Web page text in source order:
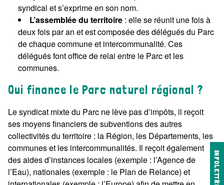
INFOLETTRE
syndical et s’exprime en son nom.
L’assemblée du territoire : elle se réunit une fois à
deux fois par an et est composée des délégués du Parc
de chaque commune et intercommunalité. Ces
délégués font office de relai entre le Parc et les
communes.
Qui finance le Parc naturel régional ?
Le syndicat mixte du Parc ne lève pas d’impôts, il reçoit
ses moyens financiers de subventions des autres
collectivités du territoire : la Région, les Départements, les
communes et les intercommunalités. Il reçoit également
des aides d’instances locales (exemple : l’Agence de
l’Eau), nationales (exemple : le Plan de Relance) et